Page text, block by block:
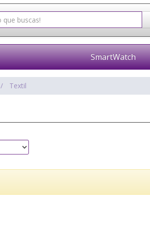
SmartWatch
Textil